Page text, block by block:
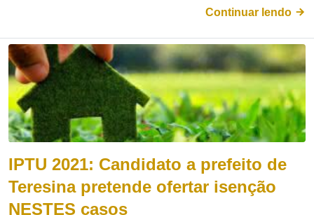
Continuar lendo
IPTU 2021: Candidato a prefeito de
Teresina pretende ofertar isenção
NESTES casos